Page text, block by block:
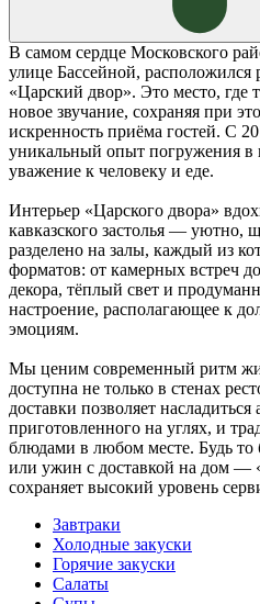
В самом сердце Московского
улице Бассейной, расположился
«Царский двор». Это место, где
новое звучание, сохраняя при
искренность приёма гостей. С
уникальный опыт погружения в
уважение к человеку и еде.
Интерьер «Царского двора»
кавказского застолья — уютно,
разделено на залы, каждый из
форматов: от камерных встреч
декора, тёплый свет и
настроение, располагающее к
эмоциям.
Мы ценим современный ритм
доступна не только в стенах
доставки позволяет
приготовленного на углях, и
блюдами в любом месте. Будь то
или ужин с доставкой на дом —
сохраняет высокий уровень
Завтраки
Холодные закуски
Горячие закуски
Салаты